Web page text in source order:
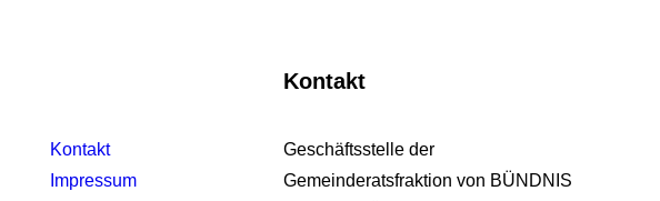
Kontakt
Impressum
Kontakt
Geschäftsstelle der
Gemeinderatsfraktion von BÜNDNIS